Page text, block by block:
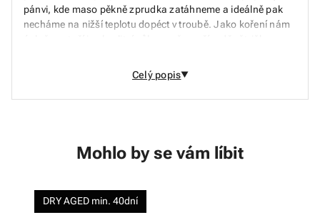
pánvi, kde maso pěkně zprudka zatáhneme a ideálně pak
necháme na nižší teplotu dopéct v troubě. Jako koření nám
Celý popis
Mohlo by se vám líbit
DRY AGED min. 40dní